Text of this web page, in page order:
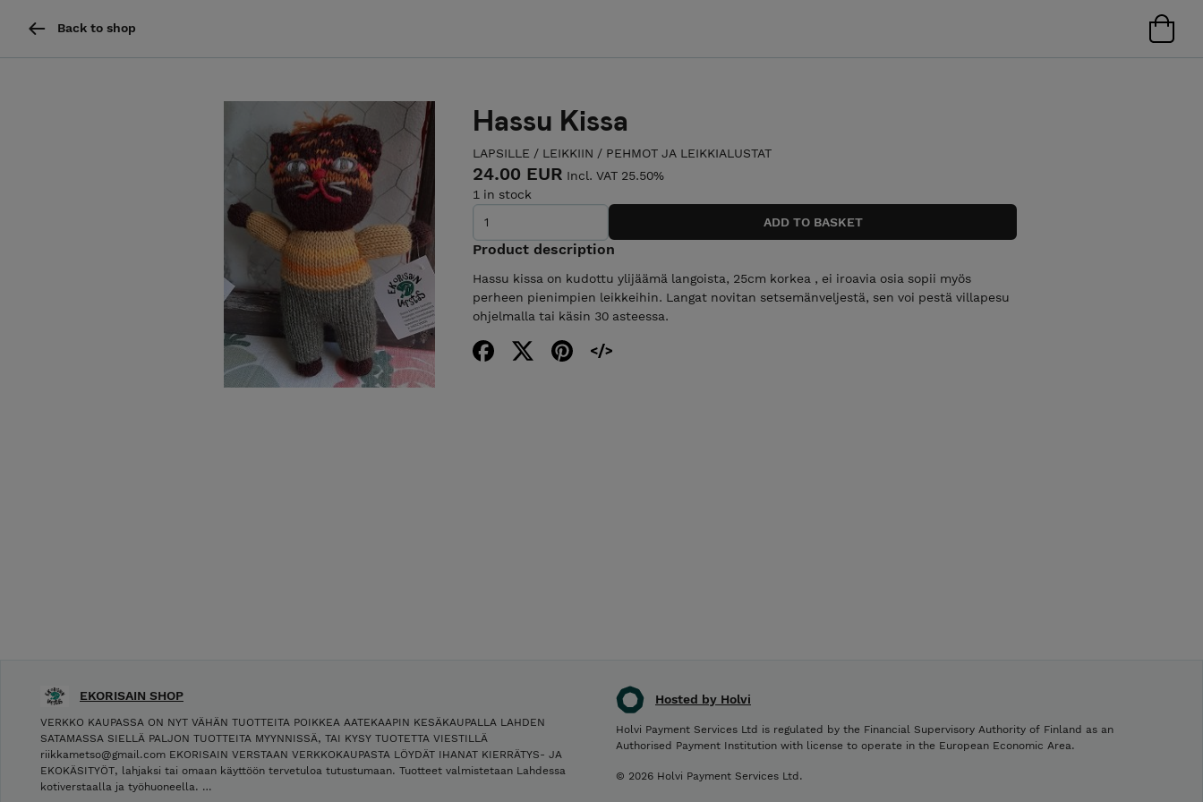
Back to shop
Hassu Kissa
LAPSILLE / LEIKKIIN / PEHMOT JA LEIKKIALUSTAT
24.00 EUR Incl. VAT 25.50%
1 in stock
Product description
Hassu kissa on kudottu ylijäämä langoista, 25cm korkea , ei iroavia osia sopii myös
perheen pienimpien leikkeihin. Langat novitan setsemänveljestä, sen voi pestä villapesu
ohjelmalla tai käsin 30 asteessa.
Hosted by Holvi
Holvi Payment Services Ltd is regulated by the Financial Supervisory Authority of Finland as an
Authorised Payment Institution with license to operate in the European Economic Area.
© 2026 Holvi Payment Services Ltd.
EKORISAIN SHOP
VERKKO KAUPASSA ON NYT VÄHÄN TUOTTEITA POIKKEA AATEKAAPIN KESÄKAUPALLA LAHDEN
SATAMASSA SIELLÄ PALJON TUOTTEITA MYYNNISSÄ, TAI KYSY TUOTETTA VIESTILLÄ
riikkametso@gmail.com EKORISAIN VERSTAAN VERKKOKAUPASTA LÖYDÄT IHANAT KIERRÄTYS- JA
EKOKÄSITYÖT, lahjaksi tai omaan käyttöön tervetuloa tutustumaan. Tuotteet valmistetaan Lahdessa
kotiverstaalla ja työhuoneella. …